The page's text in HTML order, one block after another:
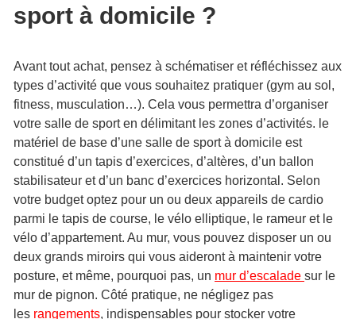
sport à domicile ?
Avant tout achat, pensez à schématiser et réfléchissez aux
types d’activité que vous souhaitez pratiquer (gym au sol,
fitness, musculation…). Cela vous permettra d’organiser
votre salle de sport en délimitant les zones d’activités. le
matériel de base d’une salle de sport à domicile est
constitué d’un tapis d’exercices, d’altères, d’un ballon
stabilisateur et d’un banc d’exercices horizontal. Selon
votre budget optez pour un ou deux appareils de cardio
parmi le tapis de course, le vélo elliptique, le rameur et le
vélo d’appartement. Au mur, vous pouvez disposer un ou
deux grands miroirs qui vous aideront à maintenir votre
posture, et même, pourquoi pas, un mur d’escalade sur le
mur de pignon. Côté pratique, ne négligez pas
les rangements, indispensables pour stocker votre